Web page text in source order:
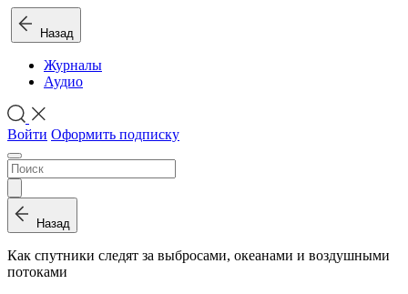
Назад
Журналы
Аудио
Войти Оформить подписку
Назад
Как спутники следят за выбросами, океанами и воздушными
потоками